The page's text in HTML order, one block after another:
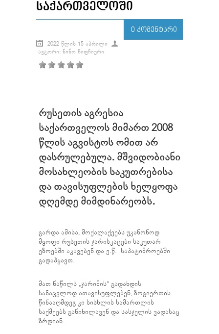
ᲡᲐᲥᲐᲠᲗᲕᲔᲚᲝᲨᲘ
0 ᲙᲝᲛᲔᲜᲢᲐᲠᲘ
2022 ᲬᲚᲘᲡ 15 ᲐᲞᲠᲘᲚᲘ
ᲐᲕᲢᲝᲠᲘ: ᲜᲘᲜᲝ ᲩᲘᲤᲩᲘᲣᲠᲘ
რუსეთის აგრესია
საქართველოს მიმართ 2008
წლის აგვისტოს ომით არ
დასრულებულა. მშვიდობიანი
მოსახლეობის საკუთრებისა
და თავისუფლების ხელყოფა
დღემდე მიმდინარეობს.
გარდა ამისა, მოქალაქეებს უკანონოდ
მყოფი რუსეთის ჯარისკაცები საკუთარ
ეზოებში აკავებენ და ე.წ. საპატიმროებში
გადაჰყავთ.
მათ ნაწილს „ჯარიმის“ გადახდის
სანაცვლოდ ათავისუფლებენ, ზოგიერთის
წინააღმდეგ კი სისხლის სამართლის
საქმეებს განიხილავენ და სასჯელის ვადასაც
ზრდიან.